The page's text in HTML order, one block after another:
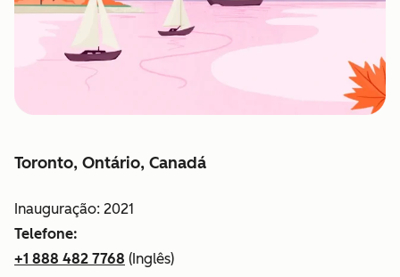
Toronto, Ontário, Canadá
Inauguração: 2021
Telefone:
+1 888 482 7768 (Inglês)